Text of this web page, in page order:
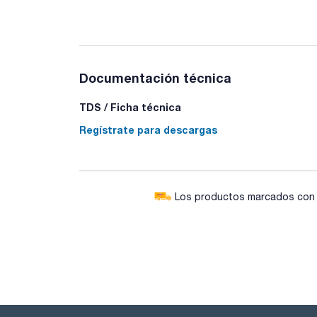
Documentación técnica
TDS / Ficha técnica
Regístrate para descargas
Los productos marcados con